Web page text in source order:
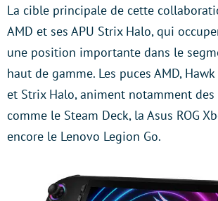
La cible principale de cette
AMD et ses APU Strix Halo, qui
une position importante dans le
haut de gamme. Les puces AMD,
et Strix Halo, animent notamment des
comme le Steam Deck, la Asus ROG
encore le Lenovo Legion Go.